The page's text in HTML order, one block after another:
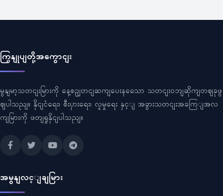
ကြှနျုပျတို့အကွောငျး
မွနျမာ့သတငျးမြားကို နေ့စဥျတငျဆကျပေးနသေော သတငျးဝဘျဆိုကျတဈခုဖွ
ဈပါသညျ။ နိုငျငံရေး၊ စီးပှားရေး၊ လူမှုရေး နှင့ျ အခွားသတငျးအခကြျအလ
ကျမြားကို ဖတျရှုနိုငျပါသညျ။
အမွနျလင့ျချမြား